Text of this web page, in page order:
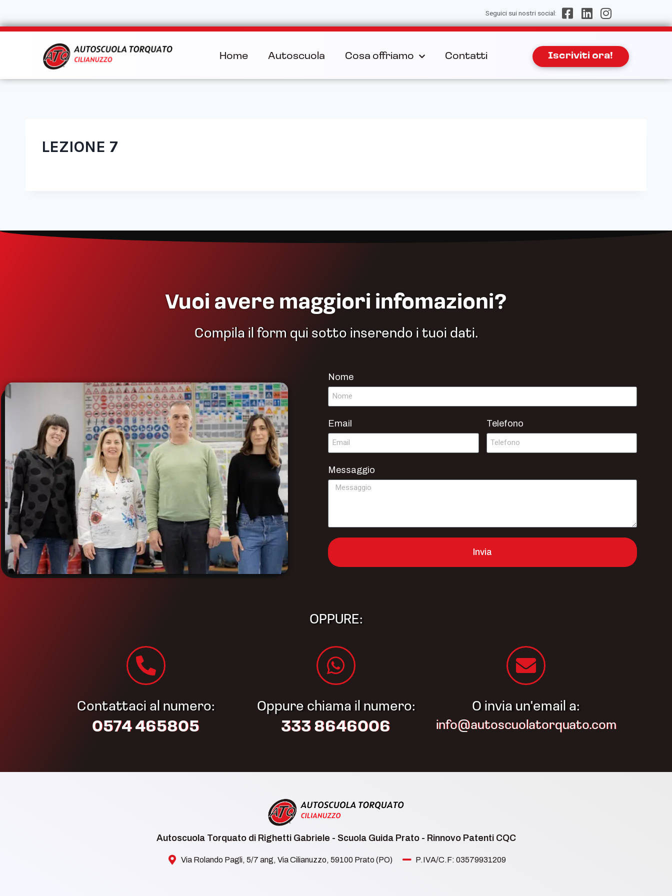
Seguici sui nostri social:
Home Autoscuola Cosa offriamo Contatti Iscriviti ora!
LEZIONE 7
Vuoi avere maggiori infomazioni?
Compila il form qui sotto inserendo i tuoi dati.
Nome
Email Telefono
Messaggio
Invia
OPPURE:
Contattaci al numero:
0574 465805​
Oppure chiama il numero:
333 8646006
O invia un'email a:
info@autoscuolatorquato.com
Autoscuola Torquato di Righetti Gabriele - Scuola Guida Prato - Rinnovo Patenti CQC
Via Rolando Pagli, 5/7 ang, Via Cilianuzzo, 59100 Prato (PO) P.IVA/C.F: 03579931209